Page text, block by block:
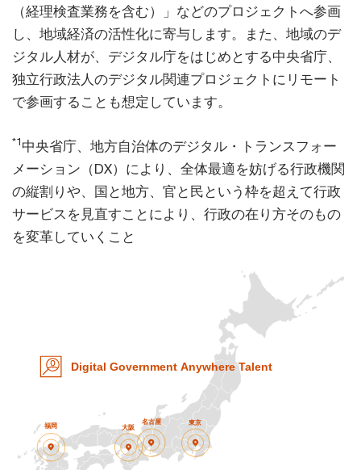
（経理検査業務を含む）」などのプロジェクトへ参画
し、地域経済の活性化に寄与します。また、地域のデ
ジタル人材が、デジタル庁をはじめとする中央省庁、
独立行政法人のデジタル関連プロジェクトにリモート
で参画することも想定しています。
*1中央省庁、地方自治体のデジタル・トランスフォー
メーション（DX）により、全体最適を妨げる行政機関
の縦割りや、国と地方、官と民という枠を超えて行政
サービスを見直すことにより、行政の在り方そのもの
を変革していくこと